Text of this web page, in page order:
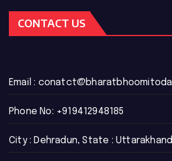
CONTACT US
Email :
Phone No: +919412948185
City : Dehradun, State : Uttarakhand